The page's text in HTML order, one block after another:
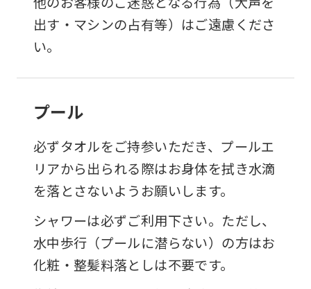
出す・マシンの占有等）はご遠慮くださ
い。
プール
必ずタオルをご持参いただき、プールエ
リアから出られる際はお身体を拭き水滴
を落とさないようお願いします。
シャワーは必ずご利用下さい。ただし、
水中歩行（プールに潜らない）の方はお
化粧・整髪料落としは不要です。